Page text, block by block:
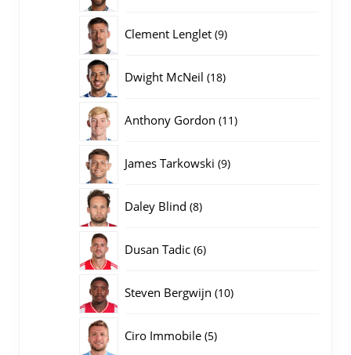
Clement Lenglet 99
Dwight McNeil 1818
Anthony Gordon 1111
James Tarkowski 99
Daley Blind 88
Dusan Tadic 66
Steven Bergwijn 1010
Ciro Immobile 55